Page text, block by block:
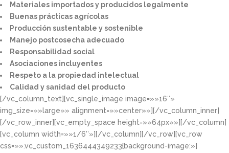
Materiales importados y producidos legalmente​
Buenas prácticas agrícolas​
Producción sustentable y sostenible​
Manejo postcosecha adecuado​
Responsabilidad social​
Asociaciones incluyentes​
Respeto a la propiedad intelectual​​
Calidad y sanidad del producto​
[/vc_column_text][vc_single_image image=»»16″»
img_size=»»large»» alignment=»»center»»][/vc_column_inner]
[/vc_row_inner][vc_empty_space height=»»64px»»][/vc_column]
[vc_column width=»»1/6″»][/vc_column][/vc_row][vc_row
css=»».vc_custom_1636444349233{background-image:»]